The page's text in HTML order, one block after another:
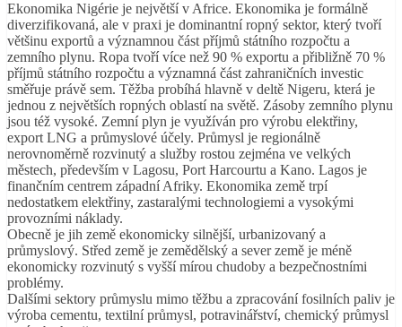
Ekonomika Nigérie je největší v Africe. Ekonomika je formálně
diverzifikovaná, ale v praxi je dominantní ropný sektor, který tvoří
většinu exportů a významnou část příjmů státního rozpočtu a
zemního plynu. Ropa tvoří více než 90 % exportu a přibližně 70 %
příjmů státního rozpočtu a významná část zahraničních investic
směřuje právě sem. Těžba probíhá hlavně v deltě Nigeru, která je
jednou z největších ropných oblastí na světě. Zásoby zemního plynu
jsou též vysoké. Zemní plyn je využíván pro výrobu elektřiny,
export LNG a průmyslové účely. Průmysl je regionálně
nerovnoměrně rozvinutý a služby rostou zejména ve velkých
městech, především v Lagosu, Port Harcourtu a Kano. Lagos je
finančním centrem západní Afriky. Ekonomika země trpí
nedostatkem elektřiny, zastaralými technologiemi a vysokými
provozními náklady.
Obecně je jih země ekonomicky silnější, urbanizovaný a
průmyslový. Střed země je zemědělský a sever země je méně
ekonomicky rozvinutý s vyšší mírou chudoby a bezpečnostními
problémy.
Dalšími sektory průmyslu mimo těžbu a zpracování fosilních paliv je
výroba cementu, textilní průmysl, potravinářství, chemický průmysl